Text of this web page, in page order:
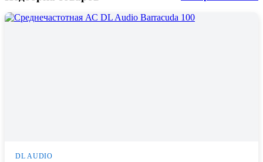
DL AUDIO